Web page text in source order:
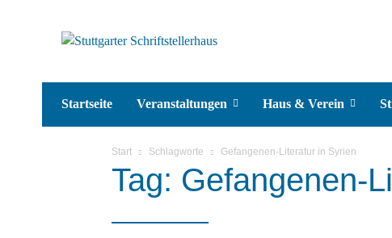
Startseite Veranstaltungen Haus & Verein
Start Schlagworte Gefangenen-Literatur in Syrien
Tag: Gefangenen-